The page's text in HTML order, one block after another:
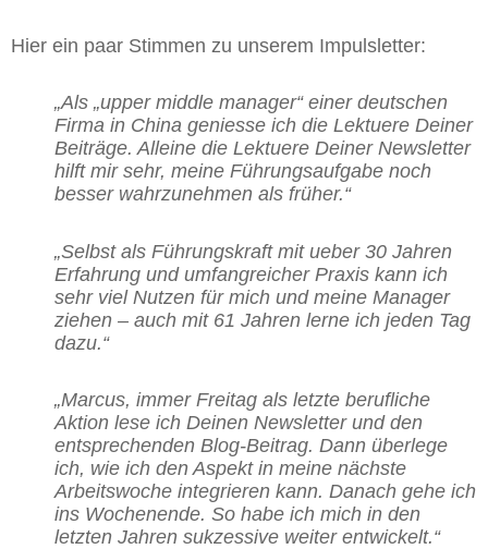
Hier ein paar Stimmen zu unserem Impulsletter:
„Als „upper middle manager“ einer deutschen
Firma in China geniesse ich die Lektuere Deiner
Beiträge.Alleine die Lektuere Deiner Newsletter
hilft mir sehr, meine Führungsaufgabe noch
besser wahrzunehmen als früher.“
„Selbst als Führungskraft mit ueber 30 Jahren
Erfahrung und umfangreicher Praxis kann ich
sehr viel Nutzen für mich und meine Manager
ziehen – auch mit 61 Jahren lerne ich jeden Tag
dazu.“
„Marcus, immer Freitag als letzte berufliche
Aktion lese ich Deinen Newsletter und den
entsprechenden Blog-Beitrag. Dann überlege
ich, wie ich den Aspekt in meine nächste
Arbeitswoche integrieren kann. Danach gehe ich
ins Wochenende. So habe ich mich in den
letzten Jahren sukzessive weiter entwickelt.“